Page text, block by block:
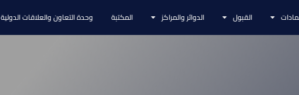
القبول الدوائر والمراكز المكتبة وحدة التعاون والعلاقات الدولية